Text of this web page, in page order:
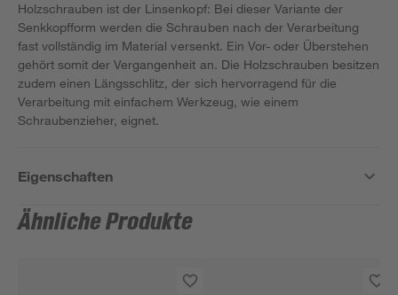
Holzschrauben ist der Linsenkopf: Bei dieser Variante der
Senkkopfform werden die Schrauben nach der Verarbeitung
fast vollständig im Material versenkt. Ein Vor- oder Überstehen
gehört somit der Vergangenheit an. Die Holzschrauben besitzen
zudem einen Längsschlitz, der sich hervorragend für die
Verarbeitung mit einfachem Werkzeug, wie einem
Schraubenzieher, eignet.
Eigenschaften
Ähnliche Produkte